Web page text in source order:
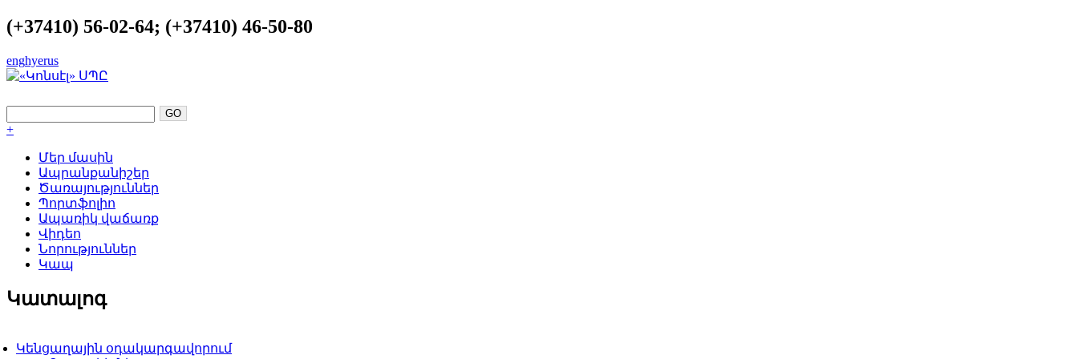
(+37410) 56-02-64; (+37410) 46-50-80
enghyerus
+
Մեր մասին
Ապրանքանիշեր
Ծառայություններ
Պորտֆոլիո
Ապառիկ վաճառք
Վիդեո
Նորություններ
Կապ
Կատալոգ
Կենցաղային օդակարգավորում